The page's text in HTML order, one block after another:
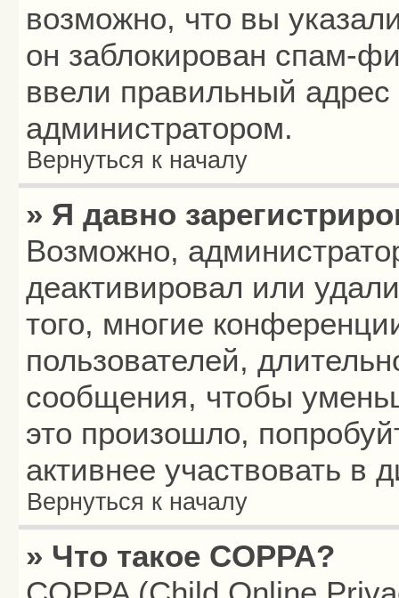
возможно, что вы
он заблокирован спам-
ввели правильный адрес
администратором.
Вернуться к началу
» Я давно
Возможно,
деактивировал или
того, многие
пользователей,
сообщения, чтобы
это произошло,
активнее участвовать в
Вернуться к началу
» Что такое COPPA?